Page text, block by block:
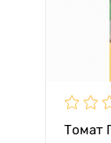
Томат